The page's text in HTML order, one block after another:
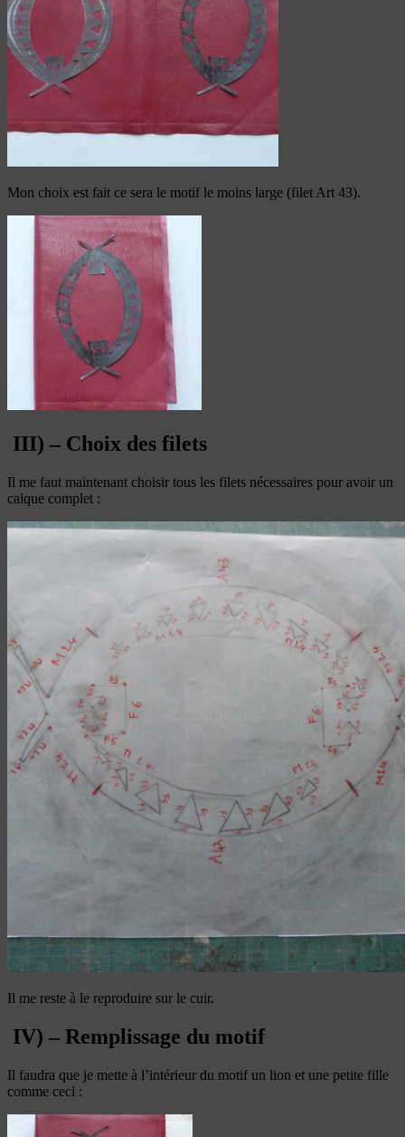
Mon choix est fait ce sera le motif le moins large (filet Art 43).
III) – Choix des filets
Il me faut maintenant choisir tous les filets nécessaires pour avoir un
calque complet :
Il me reste à le reproduire sur le cuir.
IV) – Remplissage du motif
Il faudra que je mette à l’intérieur du motif un lion et une petite fille
comme ceci :